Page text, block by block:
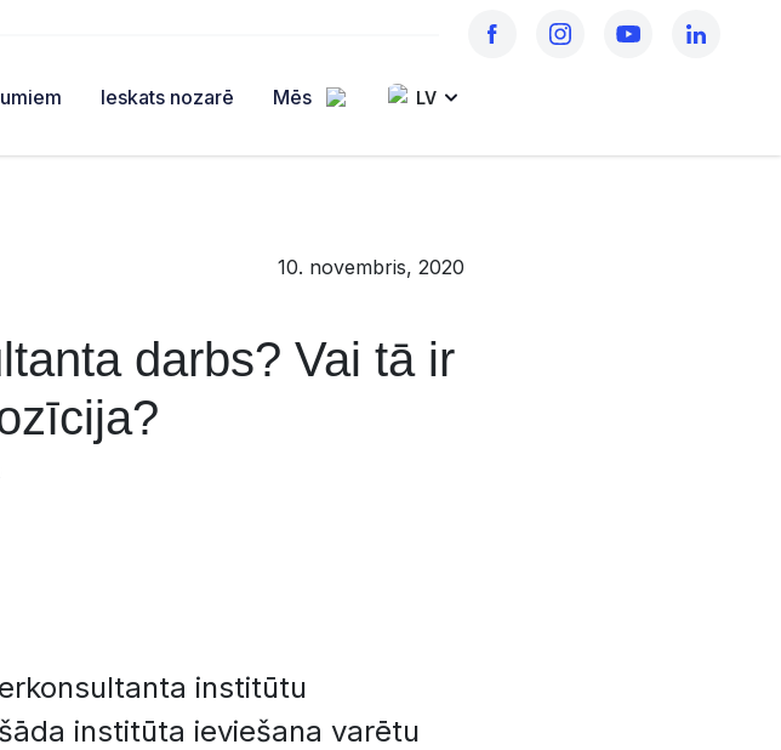
Ieskats nozarē Mēs LV
10. novembris, 2020
darbs? Vai tā ir
institūtu
institūta ieviešana varētu